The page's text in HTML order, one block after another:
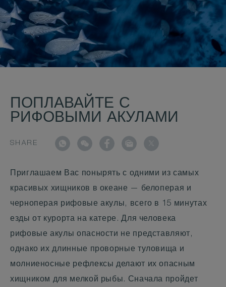
ПОПЛАВАЙТЕ С
РИФОВЫМИ АКУЛАМИ
SHARE
Приглашаем Вас понырять с одними из самых
красивых хищников в океане — белоперая и
черноперая рифовые акулы, всего в 15 минутах
езды от курорта на катере. Для человека
рифовые акулы опасности не представляют,
однако их длинные проворные туловища и
молниеносные рефлексы делают их опасным
хищником для мелкой рыбы. Сначала пройдет